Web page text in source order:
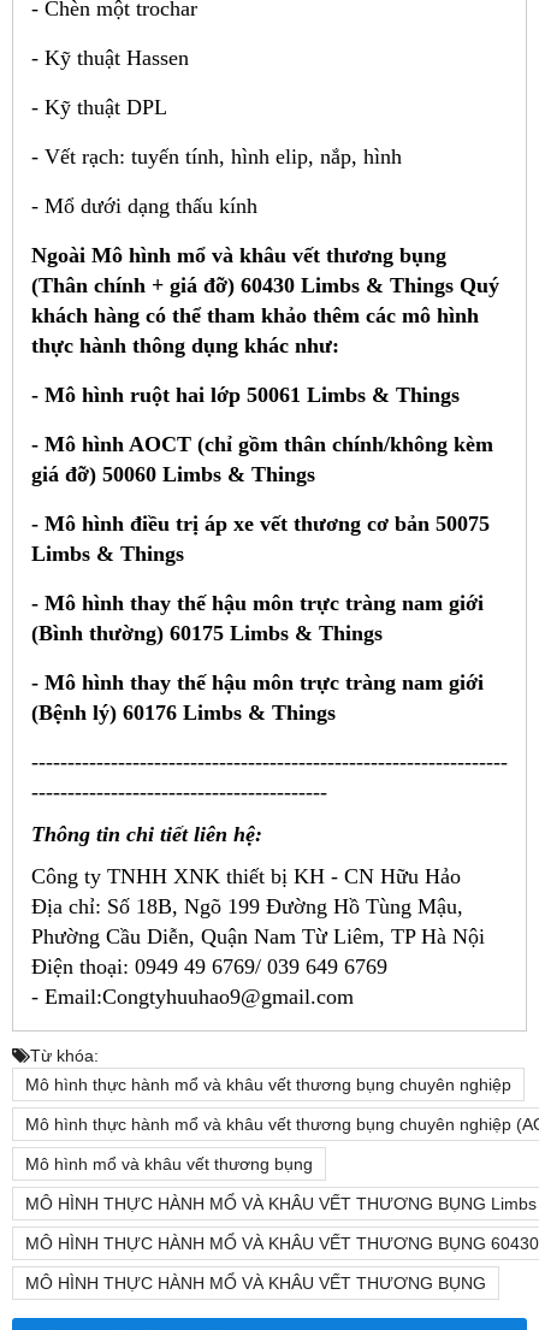
- Chèn một trochar
- Kỹ thuật Hassen
- Kỹ thuật DPL
- Vết rạch: tuyến tính, hình elip, nắp, hình
- Mổ dưới dạng thấu kính
Ngoài Mô hình mổ và khâu vết thương bụng
(Thân chính + giá đỡ) 60430 Limbs & Things Quý
khách hàng có thể tham khảo thêm các mô hình
thực hành thông dụng khác như:
- Mô hình ruột hai lớp 50061 Limbs & Things
- Mô hình AOCT (chỉ gồm thân chính/không kèm
giá đỡ) 50060 Limbs & Things
- Mô hình điều trị áp xe vết thương cơ bản 50075
Limbs & Things
- Mô hình thay thế hậu môn trực tràng nam giới
(Bình thường) 60175 Limbs & Things
- Mô hình thay thế hậu môn trực tràng nam giới
(Bệnh lý) 60176 Limbs & Things
------------------------------------------------------------------
-----------------------------------------
Thông tin chi tiết liên hệ:
Công ty TNHH XNK thiết bị KH - CN Hữu Hảo
Địa chỉ: Số 18B, Ngõ 199 Đường Hồ Tùng Mậu,
Phường Cầu Diễn, Quận Nam Từ Liêm, TP Hà Nội
Điện thoại: 0949 49 6769/ 039 649 6769
- Email:Congtyhuuhao9@gmail.com
Từ khóa:
Mô hình thực hành mổ và khâu vết thương bụng chuyên nghiệp
Mô hình thực hành mổ và khâu vết thương bụng chuyên nghiệp
Mô hình mổ và khâu vết thương bụng
MÔ HÌNH THỰC HÀNH MỔ VÀ KHÂU VẾT THƯƠNG BỤNG
MÔ HÌNH THỰC HÀNH MỔ VÀ KHÂU VẾT THƯƠNG BỤNG 60430
MÔ HÌNH THỰC HÀNH MỔ VÀ KHÂU VẾT THƯƠNG BỤNG